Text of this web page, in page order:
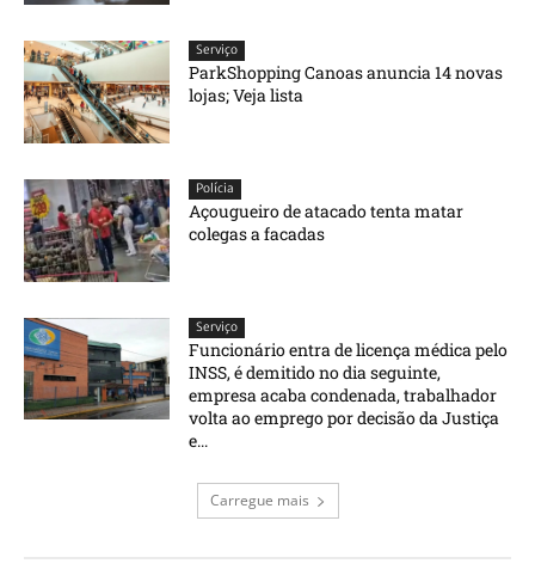
Serviço
ParkShopping Canoas anuncia 14 novas
lojas; Veja lista
Polícia
Açougueiro de atacado tenta matar
colegas a facadas
Serviço
Funcionário entra de licença médica pelo
INSS, é demitido no dia seguinte,
empresa acaba condenada, trabalhador
volta ao emprego por decisão da Justiça
e...
Carregue mais